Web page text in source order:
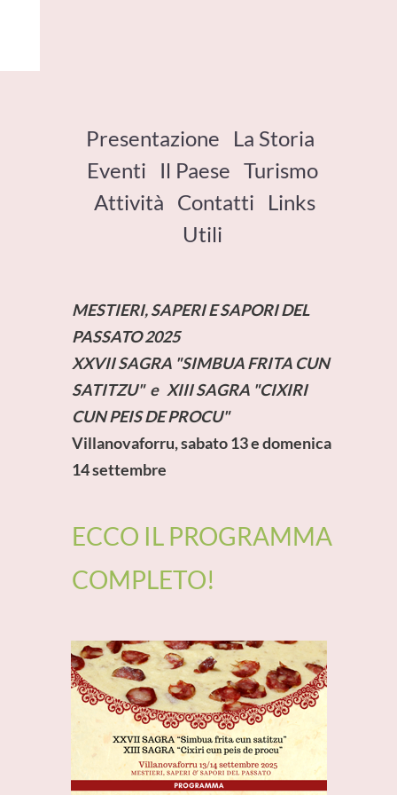
Presentazione
La Storia
Eventi
Il Paese Turismo
Attività Contatti
Links
Utili
MESTIERI, SAPERI E SAPORI DEL
PASSATO 2025
XXVII SAGRA "SIMBUA FRITA CUN
SATITZU" e XIII SAGRA "CIXIRI
CUN PEIS DE PROCU"
Villanovaforru, sabato 13 e domenica
14 settembre
ECCO IL PROGRAMMA
COMPLETO!